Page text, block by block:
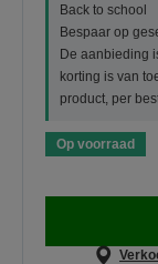
Back to school
Bespaar op
De aanbieding
korting is van
product, per
Op voorraad